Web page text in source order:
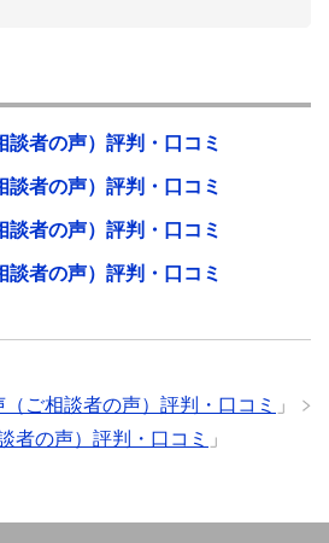
談者の声）評判・口コミ
談者の声）評判・口コミ
談者の声）評判・口コミ
談者の声）評判・口コミ
（ご相談者の声）評判・口コミ
」
者の声）評判・口コミ 」